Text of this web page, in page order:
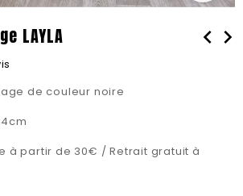
LAYLA chevron_left chevron_right
de couleur noire
à partir de 30€ / Retrait gratuit à